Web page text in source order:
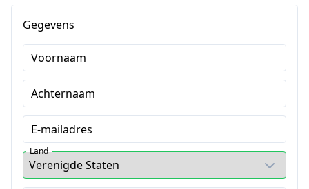
Gegevens
Voornaam
Achternaam
E-mailadres
Land